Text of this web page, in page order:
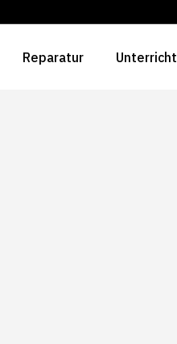
Reparatur Unterricht